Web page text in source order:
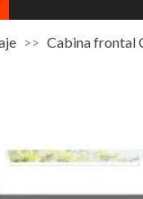
Cabina frontal